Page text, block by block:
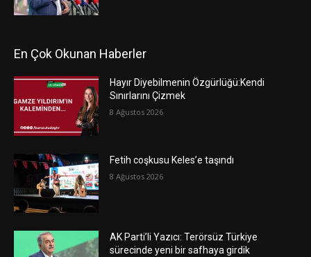
En Çok Okunan Haberler
Hayır Diyebilmenin Özgürlüğü:Kendi
Sınırlarını Çizmek
8 Ağustos 2026
Fetih coşkusu Keles’e taşındı
8 Ağustos 2026
AK Parti’li Yazıcı: Terörsüz Türkiye
sürecinde yeni bir safhaya girdik